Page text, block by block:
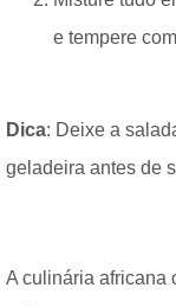
e tempere
Dica: Deixe a
geladeira antes de
A culinária africana